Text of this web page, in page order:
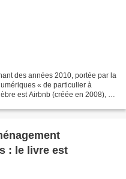
des années 2010, portée par la
« de particulier à
est Airbnb (créée en 2008), la
: le livre est